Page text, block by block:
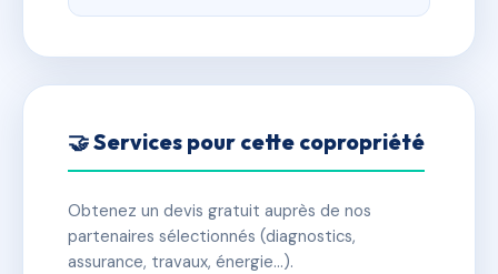
🤝 Services pour cette copropriété
Obtenez un devis gratuit auprès de nos
partenaires sélectionnés (diagnostics,
assurance, travaux, énergie…).